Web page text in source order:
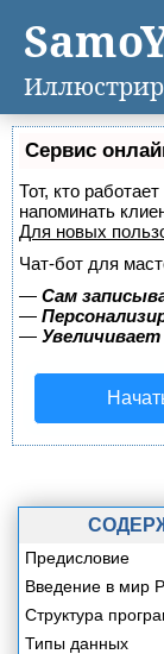
Сервис
Тот, кто
напоминать
Для новых
Чат-бот для
— Сам
—
—
Предисловие
Введение в мир
Структура
Типы данных